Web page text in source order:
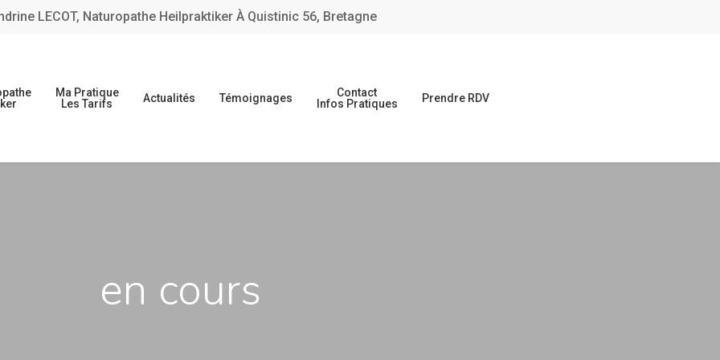
LECOT, Naturopathe Heilpraktiker À Quistinic 56, Bretagne
Ma Pratique
Les Tarifs
Actualités Témoignages
Contact
Infos Pratiques
Prendre RDV
en cours